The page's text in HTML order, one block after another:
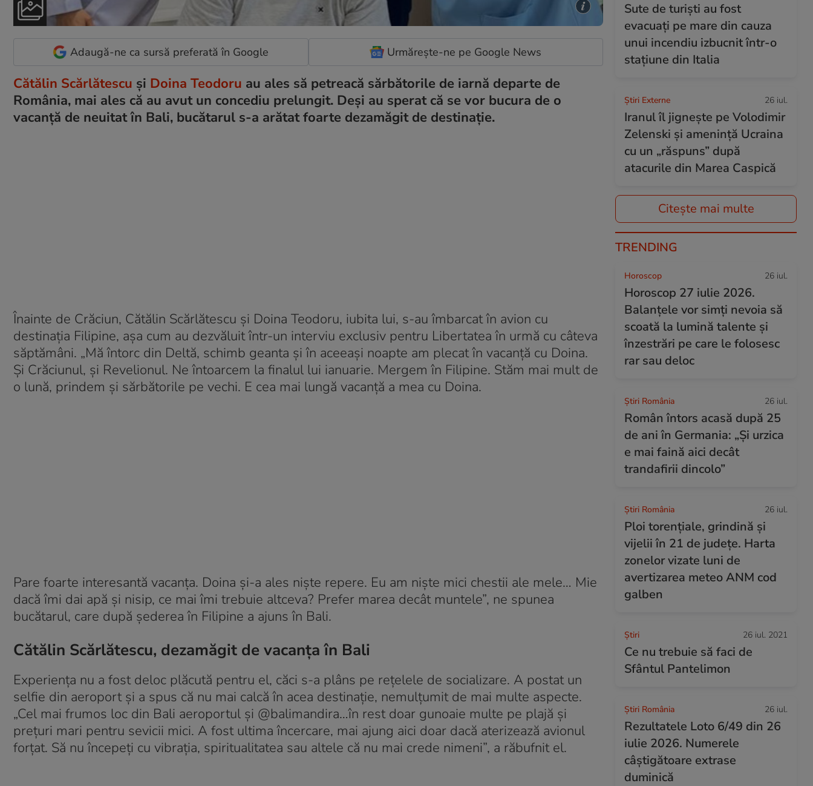
Adaugă-ne ca sursă preferată în Google Urmărește-ne pe Google News
Cătălin Scărlătescu și Doina Teodoru au ales să petreacă sărbătorile de iarnă departe de
România, mai ales că au avut un concediu prelungit. Deși au sperat că se vor bucura de o
vacanță de neuitat în Bali, bucătarul s-a arătat foarte dezamăgit de destinație.
Înainte de Crăciun, Cătălin Scărlătescu și Doina Teodoru, iubita lui, s-au îmbarcat în avion cu
destinația Filipine, așa cum au dezvăluit într-un interviu exclusiv pentru Libertatea în urmă cu câteva
săptămâni. „Mă întorc din Deltă, schimb geanta și în aceeași noapte am plecat în vacanță cu Doina.
Și Crăciunul, și Revelionul. Ne întoarcem la finalul lui ianuarie. Mergem în Filipine. Stăm mai mult de
o lună, prindem și sărbătorile pe vechi. E cea mai lungă vacanță a mea cu Doina.
Pare foarte interesantă vacanța. Doina și-a ales niște repere. Eu am niște mici chestii ale mele… Mie
dacă îmi dai apă și nisip, ce mai îmi trebuie altceva? Prefer marea decât muntele”, ne spunea
bucătarul, care după șederea în Filipine a ajuns în Bali.
Cătălin Scărlătescu, dezamăgit de vacanța în Bali
Experiența nu a fost deloc plăcută pentru el, căci s-a plâns pe rețelele de socializare. A postat un
selfie din aeroport și a spus că nu mai calcă în acea destinație, nemulțumit de mai multe aspecte.
„Cel mai frumos loc din Bali aeroportul și @balimandira…în rest doar gunoaie multe pe plajă și
prețuri mari pentru sevicii mici. A fost ultima încercare, mai ajung aici doar dacă aterizează avionul
forțat. Să nu începeți cu vibrația, spiritualitatea sau altele că nu mai crede nimeni”, a răbufnit el.
Sute de turiști au fost
evacuați pe mare din cauza
unui incendiu izbucnit într-o
stațiune din Italia
Știri Externe 26 iul.
Iranul îl jignește pe Volodimir
Zelenski și amenință Ucraina
cu un „răspuns” după
atacurile din Marea Caspică
Citește mai multe
TRENDING
Horoscop 26 iul.
Horoscop 27 iulie 2026.
Balanțele vor simți nevoia să
scoată la lumină talente și
înzestrări pe care le folosesc
rar sau deloc
Știri România 26 iul.
Român întors acasă după 25
de ani în Germania: „Și urzica
e mai faină aici decât
trandafirii dincolo”
Știri România 26 iul.
Ploi torențiale, grindină și
vijelii în 21 de județe. Harta
zonelor vizate luni de
avertizarea meteo ANM cod
galben
Ştiri 26 iul. 2021
Ce nu trebuie să faci de
Sfântul Pantelimon
Știri România 26 iul.
Rezultatele Loto 6/49 din 26
iulie 2026. Numerele
câștigătoare extrase
duminică